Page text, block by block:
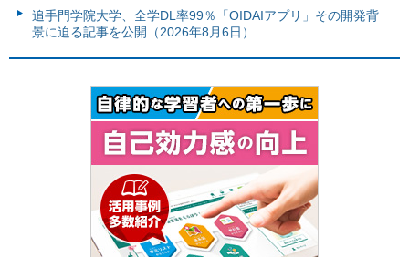
追手門学院大学、全学DL率99％「OIDAIアプリ」その開発背
景に迫る記事を公開（2026年8月6日）